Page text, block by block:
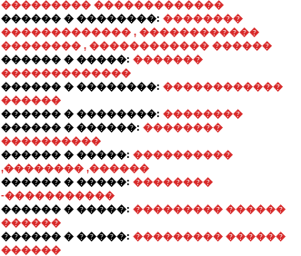
��������� �������������
������ � ��������: ��������
������������� , ������������
�������� , ������������ ������
������ � �����: �������
�������������
������ � ��������: ������������
������
������ � ��������: ��������
������ � ������: ��������
����������
������ � �����: ����������
,�������� ,������
������ � �����: ��������
-�����������
������ � �����: ��������� ������
������
������ � �����: ��������� ������
������